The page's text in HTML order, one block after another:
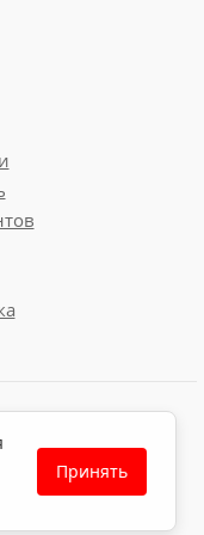
надёжное
составом.
данных
cookieПринять